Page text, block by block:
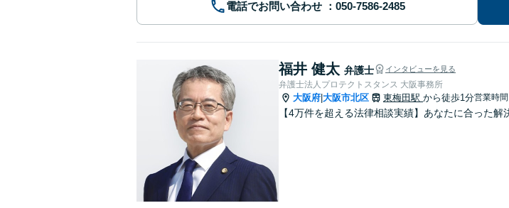
電話でお問い合わせ
福井 健太 弁護士 インタビューを見る
弁護士法人プロテクトスタンス 大阪事務所
大阪府 大阪市北区 東梅田駅 から徒歩1分営業時
【4万件を超える法律相談実績】あなたに合った